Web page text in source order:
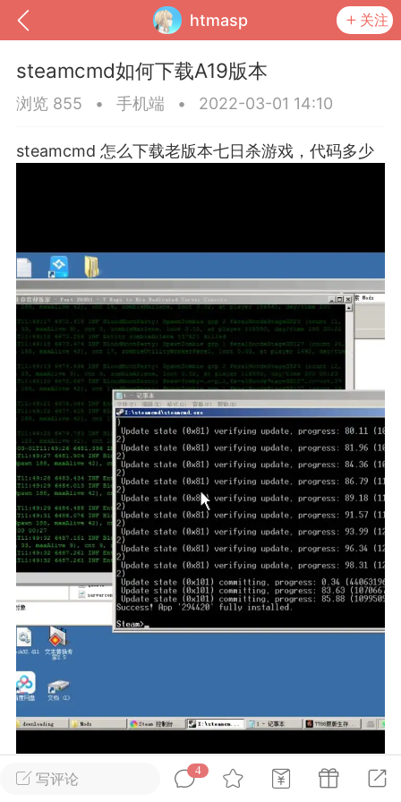
htmasp 关注
我的钱包 道具 排行榜
MOD下载 攻略教程 联机招募
大人
Lv.8
02-10 15:45
电脑端 其他&工具
卖挂
禁止发布联机可用的作弊模组，
单机辅助引流私下售卖服务器外挂！
作弊模组的发布规范近期收到一些信息
作弊模组在联机服务器使用,为了维护游
环境，中文网特此发布以下声明，规范
模组的发布行为：1. *...
汉
大人
Lv.8
写评论
4
steamcmd如何下载A19版本
浏览 855 • 手机端 • 2022-03-01 14:10
steamcmd 怎么下载老版本七日杀游戏，代码多少